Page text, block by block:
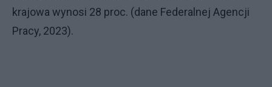
krajowa wynosi 28 proc. (dane Federalnej Agencji
Pracy, 2023).